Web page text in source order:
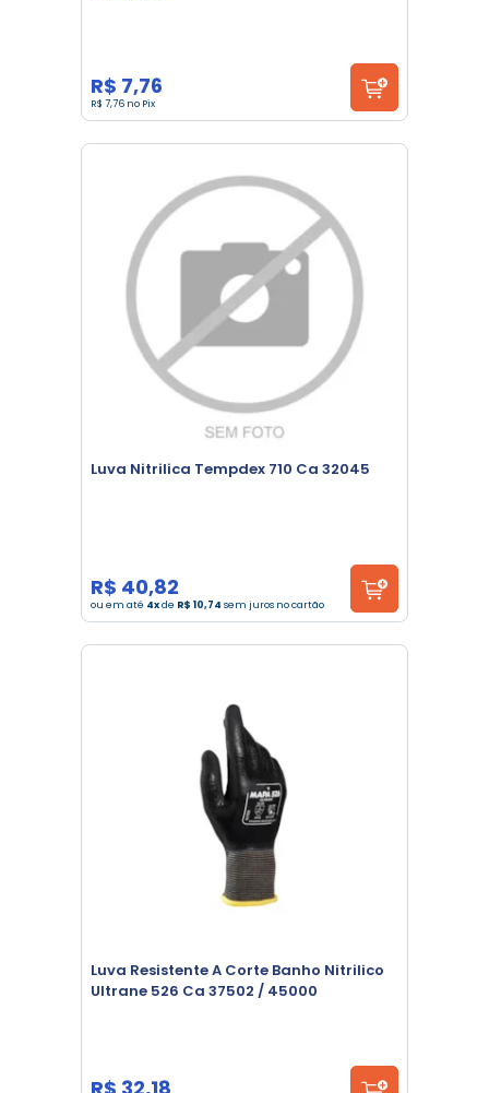
R$ 7,76
R$ 7,76 no Pix
Luva Nitrilica Tempdex 710 Ca 32045
R$ 40,82
ou em até 4xde R$ 10,74 sem juros no cartão
Luva Resistente A Corte Banho Nitrilico
Ultrane 526 Ca 37502 / 45000